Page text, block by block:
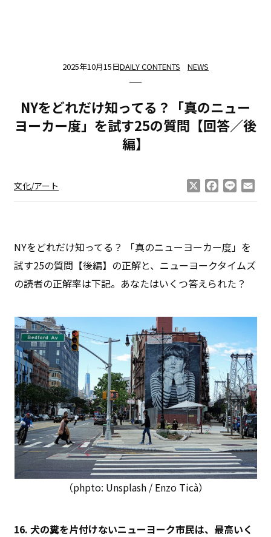
2025年10月15日DAILY CONTENTS NEWS
NYをどれだけ知ってる？「真のニュー
ヨーカー度」を試す25の質問【回答／後
編】
文化/アート Facebook
Line
NYをどれだけ知ってる？ 「真のニューヨーカー度」を
試す25の質問【後編】の正解と、ニューヨークタイムズ
の読者の正解率は下記。あなたはいくつ答えられた？
（phpto: Unsplash / Enzo Ticà）
16. 犬の糞を片付けないニューヨーク市民は、最高いく